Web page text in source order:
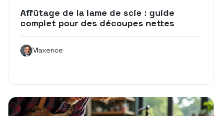
Affûtage de la lame de scie : guide
complet pour des découpes nettes
Maxence